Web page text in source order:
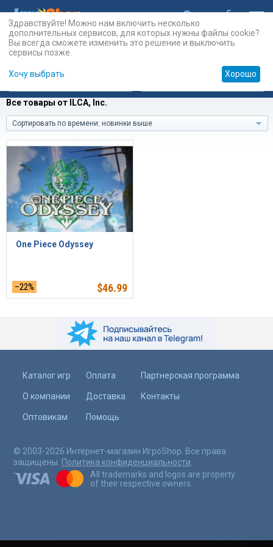
Карты Prepaid
Все товары от ILCA, Inc.
Сортировать по времени: новинки выше
One Piece Odyssey
–22% $46.99
Каталог игр
О компании
Оптовикам
Оплата
Доставка
Помощь
Партнерская программа
Контакты
© 2003-2026 Интернет-магазин ИгроShop. Все права
защищены. Политика конфиденциальности
All trademarks and logos are property
of their respective owners.
Здравствуйте! Можно нам включить несколько
дополнительных сервисов, для которых нужны файлы cookie?
Вы всегда сможете изменить это решение и выключить
сервисы позже.
Хочу выбрать Хорошо